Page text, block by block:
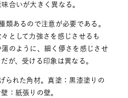
合いが大きく異なる。
類あるので注意が必要である。
として力強さを感じさせるも
のように、細く儚さを感じさせ
が、受ける印象は異なる。
られた角材。真塗：黒漆塗りの
：紙張りの壁。